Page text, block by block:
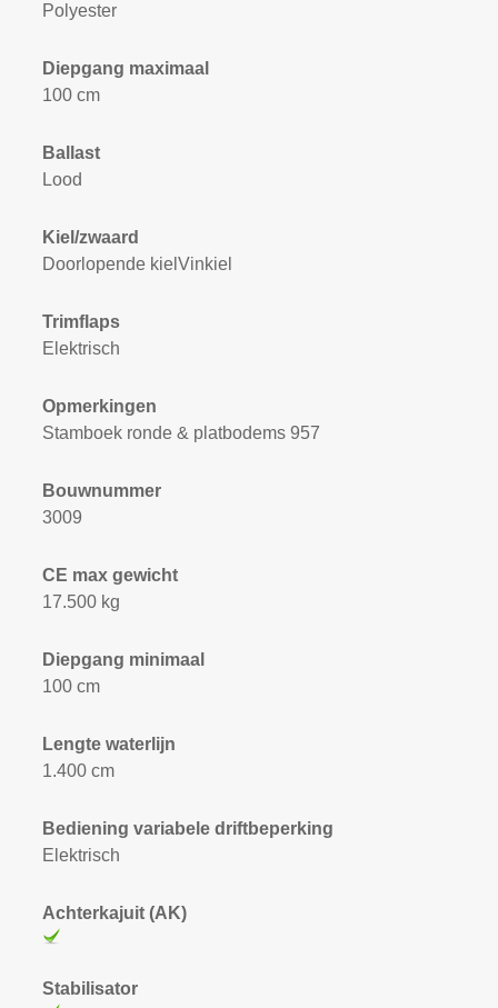
Polyester
Diepgang maximaal
100 cm
Ballast
Lood
Kiel/zwaard
Doorlopende kielVinkiel
Trimflaps
Elektrisch
Opmerkingen
Stamboek ronde & platbodems 957
Bouwnummer
3009
CE max gewicht
17.500 kg
Diepgang minimaal
100 cm
Lengte waterlijn
1.400 cm
Bediening variabele driftbeperking
Elektrisch
Achterkajuit (AK)
Stabilisator